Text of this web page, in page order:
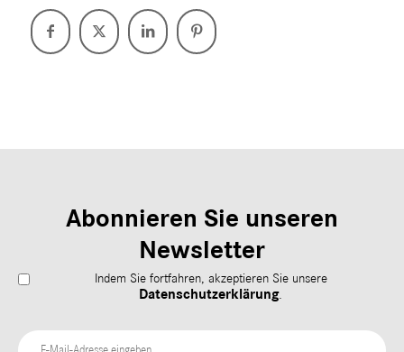
Abonnieren Sie unseren
Newsletter
Indem Sie fortfahren, akzeptieren Sie unsere
Datenschutzerklärung.